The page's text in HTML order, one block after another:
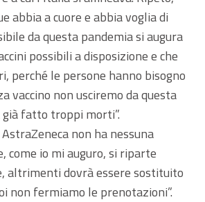
abbia a cuore e abbia voglia di
da questa pandemia si augura
possibili a disposizione e che
perché le persone hanno bisogno
vaccino non usciremo da questa
già fatto troppi morti”.
AstraZeneca non ha nessuna
come io mi auguro, si riparte
altrimenti dovrà essere sostituito
non fermiamo le prenotazioni”.